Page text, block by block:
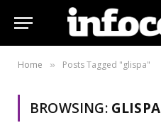
Home » Posts Tagged "glispa"
BROWSING: GLISPA